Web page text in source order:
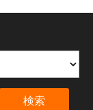
検索